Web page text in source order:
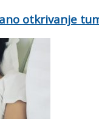
otkrivanje